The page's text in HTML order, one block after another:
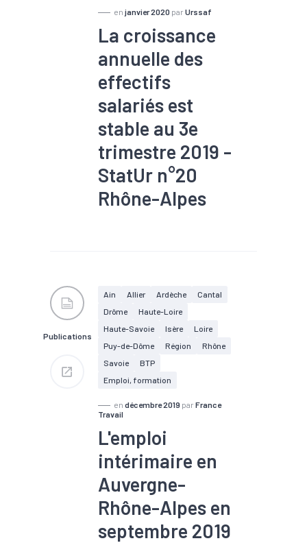
en janvier 2020 par Urssaf
La croissance
annuelle des
effectifs
salariés est
stable au 3e
trimestre 2019 -
StatUr n°20
Rhône-Alpes
#Embauche
#Emploi
#Industrie
#Informatique
#Interim
#Métallurgie
#Pharmacie
#Plasturgie
#Services
Publications
Ain Allier Ardèche
Cantal
Drôme
Haute-Loire
Haute-Savoie
Isère
Loire
Puy-de-Dôme
Région
Rhône
Savoie
BTP
Emploi, formation
en décembre 2019 par France
Travail
L'emploi
intérimaire en
Auvergne-
Rhône-Alpes en
septembre 2019